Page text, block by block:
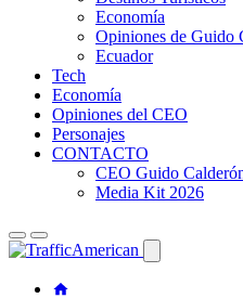
Economía
Opiniones de Guido
Ecuador
Tech
Economía
Opiniones del CEO
Personajes
CONTACTO
CEO Guido
Media Kit 2026